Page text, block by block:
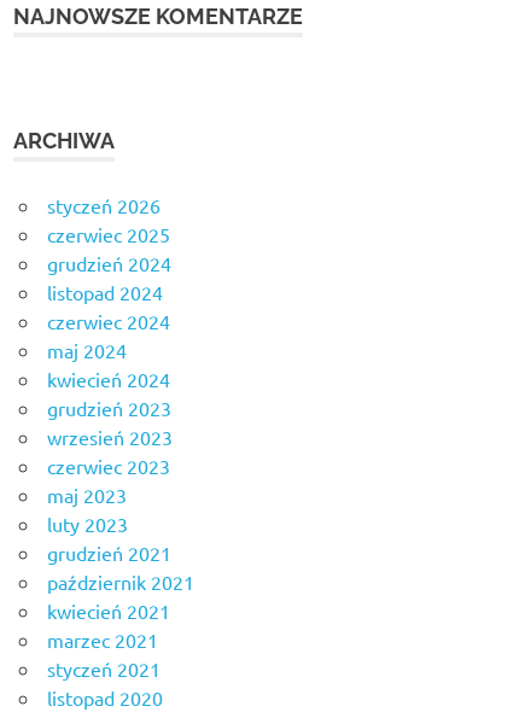
NAJNOWSZE KOMENTARZE
ARCHIWA
styczeń 2026
czerwiec 2025
grudzień 2024
listopad 2024
czerwiec 2024
maj 2024
kwiecień 2024
grudzień 2023
wrzesień 2023
czerwiec 2023
maj 2023
luty 2023
grudzień 2021
październik 2021
kwiecień 2021
marzec 2021
styczeń 2021
listopad 2020